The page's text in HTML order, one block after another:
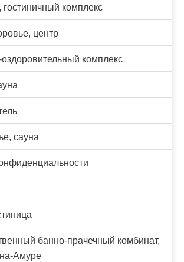
гостиничный комплекс
центр
комплекс
сауна
банно-прачечный комбинат,
Амуре